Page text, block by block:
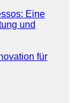
Eine
und
für